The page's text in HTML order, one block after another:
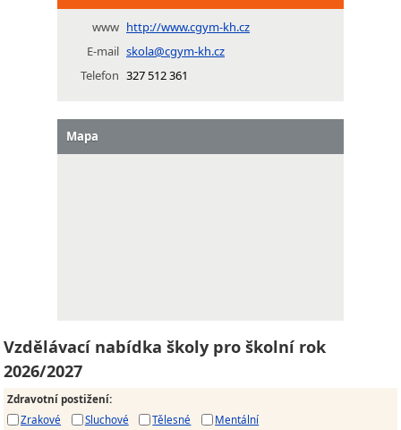
www http://www.cgym-kh.cz
E-mail skola@cgym-kh.cz
Telefon 327 512 361
Mapa
Vzdělávací nabídka školy pro školní rok
2026/2027
Zdravotní postižení:
Zrakové
Sluchové Tělesné
Mentální